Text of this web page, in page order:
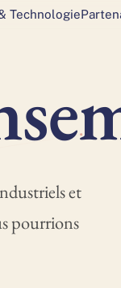
Technologie
se
et
pourrions